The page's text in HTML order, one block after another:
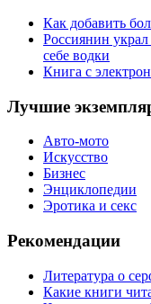
Как добавить
Россиянин
себе водки
Книга с
Лучшие
Авто-мото
Искусство
Бизнес
Энциклопедии
Эротика и секс
Рекомендации
Литература о
Какие книги